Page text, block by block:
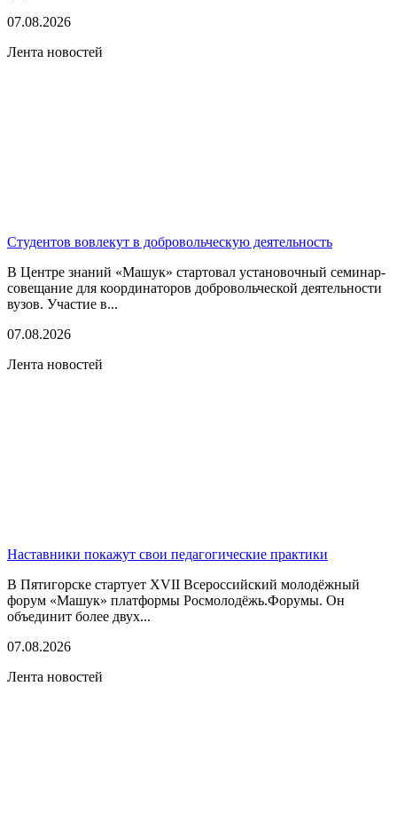
07.08.2026
Лента новостей
Студентов вовлекут в добровольческую деятельность
В Центре знаний «Машук» стартовал установочный семинар-
совещание для координаторов добровольческой деятельности
вузов. Участие в...
07.08.2026
Лента новостей
Наставники покажут свои педагогические практики
В Пятигорске стартует XVII Всероссийский молодёжный
форум «Машук» платформы Росмолодёжь.Форумы. Он
объединит более двух...
07.08.2026
Лента новостей